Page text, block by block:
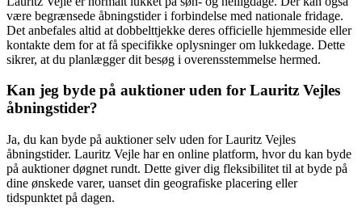
være begrænsede åbningstider i forbindelse med nationale fridage.
Det anbefales altid at dobbelttjekke deres officielle hjemmeside eller
kontakte dem for at få specifikke oplysninger om lukkedage. Dette
sikrer, at du planlægger dit besøg i overensstemmelse hermed.
Kan jeg byde på auktioner uden for Lauritz Vejles
åbningstider?
Ja, du kan byde på auktioner selv uden for Lauritz Vejles
åbningstider. Lauritz Vejle har en online platform, hvor du kan byde
på auktioner døgnet rundt. Dette giver dig fleksibilitet til at byde på
dine ønskede varer, uanset din geografiske placering eller
tidspunktet på dagen.